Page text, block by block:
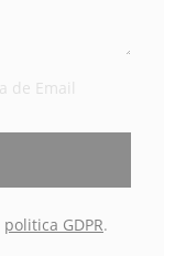
politica GDPR.